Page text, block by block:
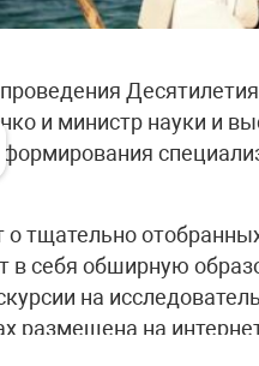
и министр науки и
формирования
о тщательно
в себя обширную
на
размещена на